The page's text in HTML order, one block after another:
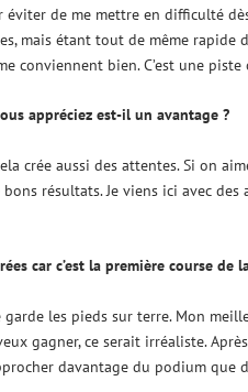
de me mettre en difficulté
mais étant tout de même rapide
conviennent bien. C’est une
appréciez est-il un avantage ?
crée aussi des attentes. Si on
résultats. Je viens ici avec
car c’est la première course de
les pieds sur terre. Mon
gagner, ce serait irréaliste.
davantage du podium que